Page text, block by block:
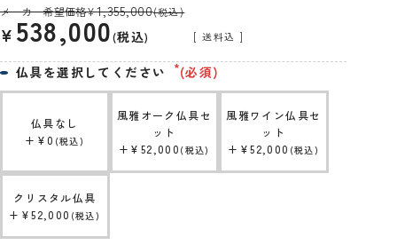
メーカー希望価格¥1,355,000(税込)
¥ 538,000 税込 送料込
仏具を選択してください (必須)
仏具なし
+ ¥0 税込
風雅オーク仏具セ
ット
+ ¥ 52,000 税込
風雅ワイン仏具セ
ット
+ ¥52,000 税込
クリスタル仏具
+ ¥52,000 税込